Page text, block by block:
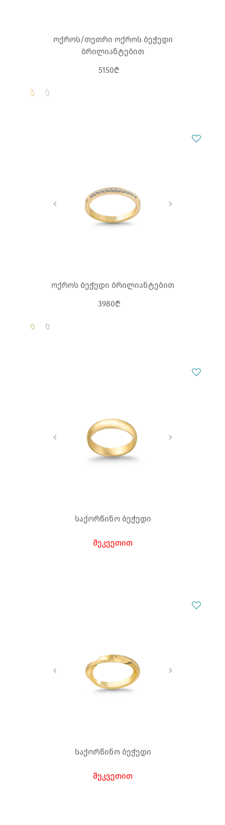
ოქროს/თეთრი ოქროს ბეჭედი
ბრილიანტებით
5150₾
ოქროს ბეჭედი ბრილიანტებით
3980₾
საქორწინო ბეჭედი
შეკვეთით
საქორწინო ბეჭედი
შეკვეთით